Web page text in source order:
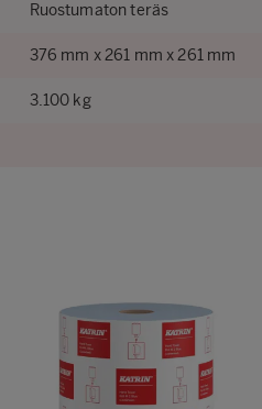
Ruostumaton teräs
376 mm x 261 mm x 261 mm
3.100 kg